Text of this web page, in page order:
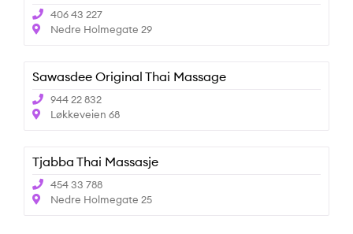
406 43 227
Nedre Holmegate 29
Sawasdee Original Thai Massage
944 22 832
Løkkeveien 68
Tjabba Thai Massasje
454 33 788
Nedre Holmegate 25